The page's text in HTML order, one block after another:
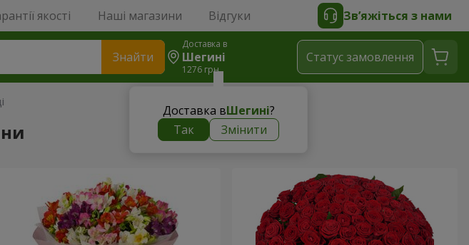
якості Наші магазини Відгуки Зв’яжіться з нами
Знайти
Доставка в
Шегині
1276 грн
Доставка вШегині?
Так
Змінити
Статус замовлення